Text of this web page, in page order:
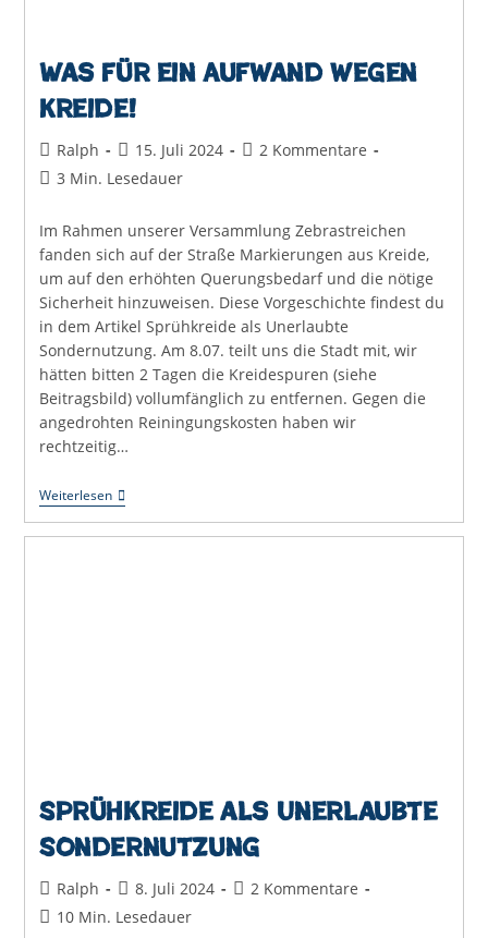
Was für ein Aufwand wegen
Kreide!
Beitrags-
Autor:
Ralph
Beitrag
veröffentlicht:
15. Juli 2024
Beitrags-
2 Kommentare
Lesedauer:
3 Min. Lesedauer
Im Rahmen unserer Versammlung Zebrastreichen
fanden sich auf der Straße Markierungen aus Kreide,
um auf den erhöhten Querungsbedarf und die nötige
Sicherheit hinzuweisen. Diese Vorgeschichte findest du
in dem Artikel Sprühkreide als Unerlaubte
Sondernutzung. Am 8.07. teilt uns die Stadt mit, wir
hätten bitten 2 Tagen die Kreidespuren (siehe
Beitragsbild) vollumfänglich zu entfernen. Gegen die
angedrohten Reiningungskosten haben wir
rechtzeitig…
WeiterlesenWas
Für
Ein
Sprühkreide als Unerlaubte
Sondernutzung
Beitrags-
Autor:
Ralph
Beitrag
veröffentlicht:
8. Juli 2024
Beitrags-
2 Kommentare
Lesedauer:
10 Min. Lesedauer